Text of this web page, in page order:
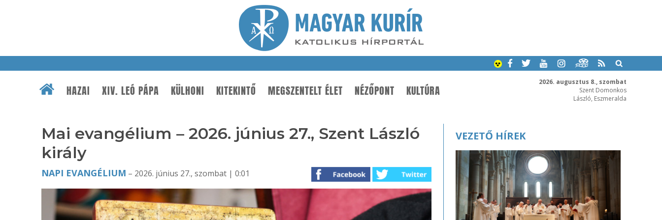
2026. augusztus 8., szombat
Szent Domonkos
László, Eszmeralda
HAZAI XIV. LEÓ PÁPA KÜLHONI KITEKINTŐ MEGSZENTELT ÉLET NÉZŐPONT KULTÚRA
Mai evangélium – 2026. június 27., Szent László
király
NAPI EVANGÉLIUM – 2026. június 27., szombat | 0:01
VEZETŐ HÍREK